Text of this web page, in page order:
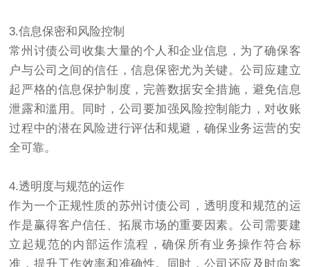
3.信息保密和风险控制
常州 讨债公司收集大量的个人和企业信息，为了确保客
户与公司之间的信任，信息保密尤为关键。公司应建立
起严格的信息保护制度，完善数据安全措施，避免信息
泄露和滥用。同时，公司要加强风险控制能力，对收账
过程中的潜在风险进行评估和规避，确保业务运营的安
全可靠。
4.透明度与规范的运作
作为一个正规性质的苏州讨债公司
，透明度和规范的运
作是赢得客户信任、拓展市场的重要因素。公司需要建
立起规范的内部运作流程，确保所有业务操作符合标
准，提升工作效率和准确性。同时，公司还应及时向客